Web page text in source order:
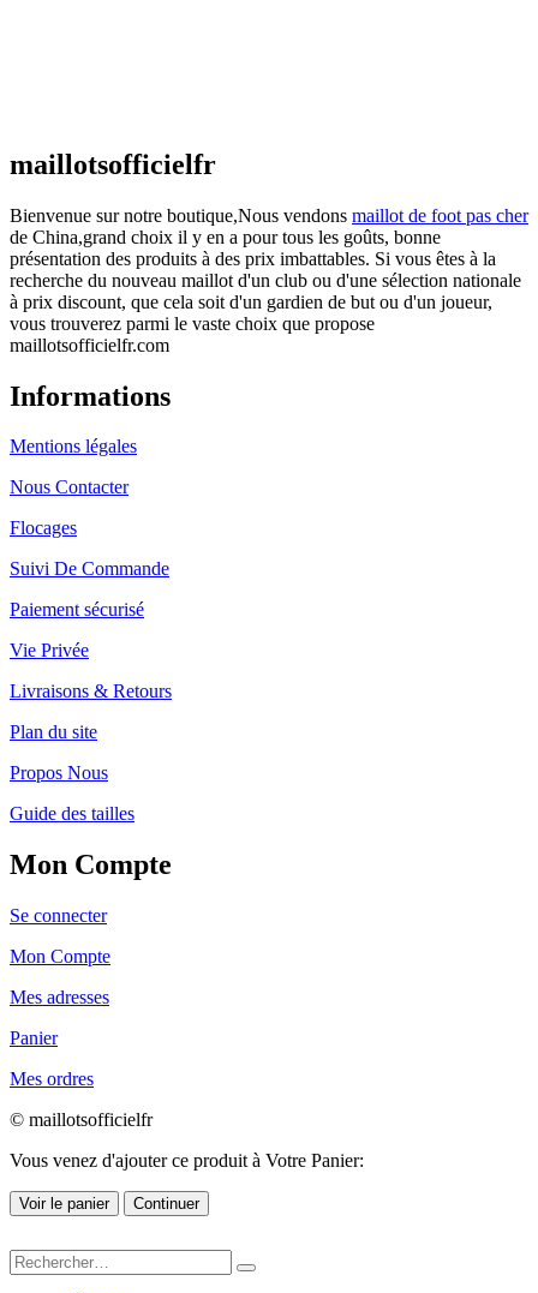
maillotsofficielfr
Bienvenue sur notre boutique,Nous vendons maillot de foot pas cher
de China,grand choix il y en a pour tous les goûts, bonne
présentation des produits à des prix imbattables. Si vous êtes à la
recherche du nouveau maillot d'un club ou d'une sélection nationale
à prix discount, que cela soit d'un gardien de but ou d'un joueur,
vous trouverez parmi le vaste choix que propose
maillotsofficielfr.com
Informations
Mentions légales
Nous Contacter
Flocages
Suivi De Commande
Paiement sécurisé
Vie Privée
Livraisons & Retours
Plan du site
Propos Nous
Guide des tailles
Mon Compte
Se connecter
Mon Compte
Mes adresses
Panier
Mes ordres
© maillotsofficielfr
Vous venez d'ajouter ce produit à Votre Panier:
Voir le panier Continuer